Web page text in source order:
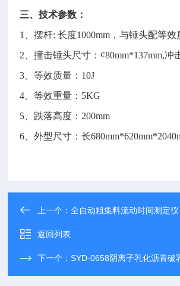
三、技术参数：
1、摆杆: 长度1000mm，与锤头配等效
2、撞击锤头尺寸：¢80mm*137mm,冲
3、等效质量：10J
4、等效重量：5KG
5、跌落高度：200mm
6、外型尺寸：长
上一个：全自动粗集料流动时间测定仪
返回列表
下一个：SYD-0658阴离子乳化沥青破